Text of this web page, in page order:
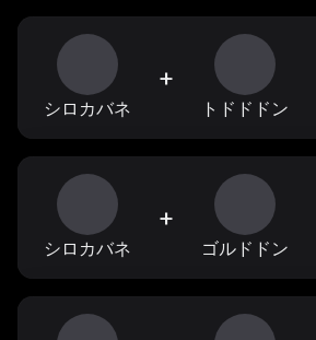
シロカバネ
+
トドドドン
シロカバネ
+
ゴルドドン